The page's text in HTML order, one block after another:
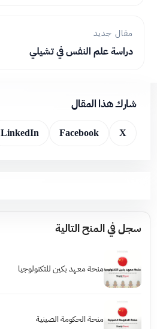
مقال جديد
دراسة علم النفس في تشيلي
شارك هذا المقال
X
Facebook
LinkedIn
سجل في المنح التالية
منحة معهد بكين للتكنولوجيا
منحة الحكومة الصينية